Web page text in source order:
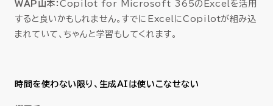
WAP山本：Copilot for Microsoft 365のExcelを活用
すると良いかもしれません。すでにExcelにCopilotが組み込
まれていて、ちゃんと学習もしてくれます。
時間を使わない限り、生成AIは使いこなせない